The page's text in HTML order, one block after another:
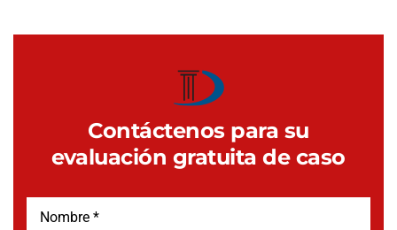
Contáctenos para su
evaluación gratuita de caso